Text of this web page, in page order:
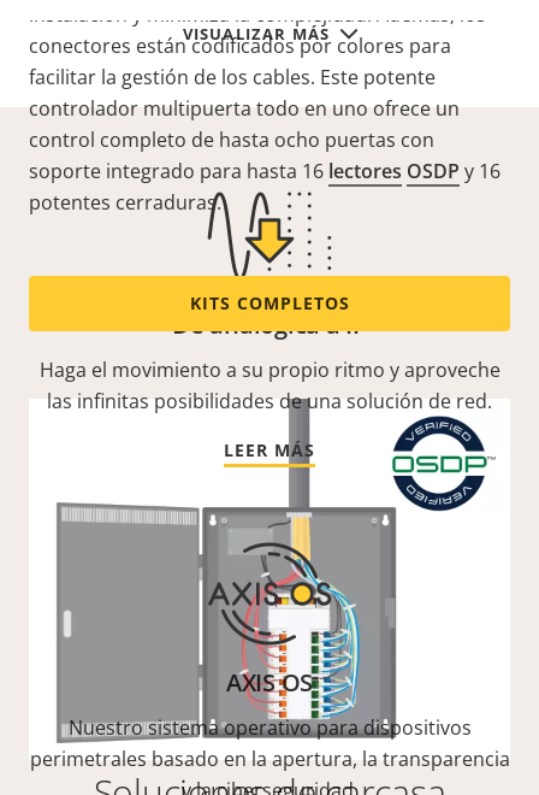
VISUALIZAR MÁS
instalación y minimiza la complejidad. Además, los
conectores están codificados por colores para
facilitar la gestión de los cables. Este potente
controlador multipuerta todo en uno ofrece un
control completo de hasta ocho puertas con
soporte integrado para hasta 16 lectores OSDP y 16
potentes cerraduras.
KITS COMPLETOS
De analógica a IP
Haga el movimiento a su propio ritmo y aproveche
las infinitas posibilidades de una solución de red.
LEER MÁS
AXIS OS
Nuestro sistema operativo para dispositivos
perimetrales basado en la apertura, la transparencia